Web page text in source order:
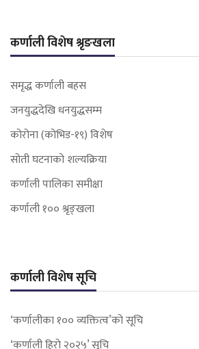
कर्णाली विशेष श्रृङखला
समृद्ध कर्णाली बहस
जनयुद्धदेखि धनयुद्धसम्म
कोरोना (कोभिड-१९) विशेष
सोती घटनाको शल्यक्रिया
कर्णाली पालिका समीक्षा
कर्णाली १०० श्रृङ्खला
कर्णाली विशेष सूचि
‘कर्णालीका १०० व्यक्तित्व’को सूचि
‘कर्णाली हिरो २०२५’ सूचि